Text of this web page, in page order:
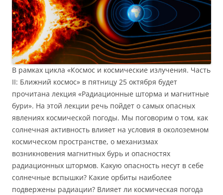
В рамках цикла «Космос и космические излучения. Часть
II: Ближний космос» в пятницу 25 октября будет
прочитана лекция «Радиационные шторма и магнитные
бури». На этой лекции речь пойдет о самых опасных
явлениях космической погоды. Мы поговорим о том, как
солнечная активность влияет на условия в околоземном
космическом пространстве, о механизмах
возникновения магнитных бурь и опасностях
радиационных штормов. Какую опасность несут в себе
солнечные вспышки? Какие орбиты наиболее
подвержены радиации? Влияет ли космическая погода